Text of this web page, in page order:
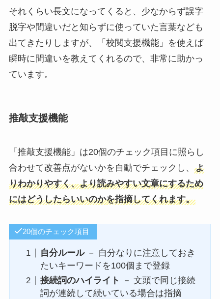
それくらい長文になってくると、少なからず誤字
脱字や間違いだと知らずに使っていた言葉なども
出てきたりしますが、「校閲支援機能」を使えば
瞬時に間違いを教えてくれるので、非常に助かっ
ています。
推敲支援機能
「推敲支援機能」は20個のチェック項目に照らし
合わせて改善点がないかを自動でチェックし、 よ
りわかりやすく、より読みやすい文章にするため
にはどうしたらいいのかを指摘してくれます。
20個のチェック項目
自分ルール－ 自分なりに注意しておき
たいキーワードを100個まで登録
接続詞のハイライト
－ 文頭で同じ接続
詞が連続して続いている場合は指摘